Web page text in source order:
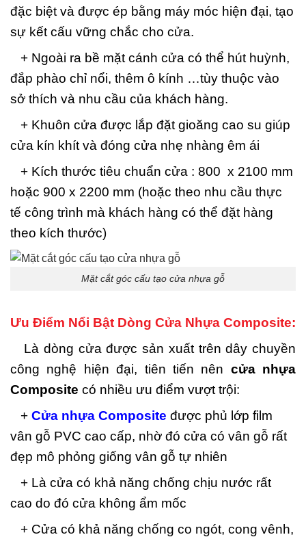
đặc biệt và được ép bằng máy móc hiện đại, tạo
sự kết cấu vững chắc cho cửa.
+ Ngoài ra bề mặt cánh cửa có thể hút huỳnh,
đắp phào chỉ nổi, thêm ô kính …tùy thuộc vào
sở thích và nhu cầu của khách hàng.
+ Khuôn cửa được lắp đặt gioăng cao su giúp
cửa kín khít và đóng cửa nhẹ nhàng êm ái
+ Kích thước tiêu chuẩn cửa : 800 x 2100 mm
hoặc 900 x 2200 mm (hoặc theo nhu cầu thực
tế công trình mà khách hàng có thể đặt hàng
theo kích thước)
Mặt cắt góc cấu tạo cửa nhựa gỗ
Ưu Điểm Nổi Bật Dòng Cửa Nhựa Composite:
Là dòng cửa được sản xuất trên dây chuyền
công nghệ hiện đại, tiên tiến nên cửa nhựa
Composite có nhiều ưu điểm vượt trội:
+ Cửa nhựa Composite được phủ lớp film
vân gỗ PVC cao cấp, nhờ đó cửa có vân gỗ rất
đẹp mô phỏng giống vân gỗ tự nhiên
+ Là cửa có khả năng chống chịu nước rất
cao do đó cửa không ẩm mốc
+ Cửa có khả năng chống co ngót, cong vênh,